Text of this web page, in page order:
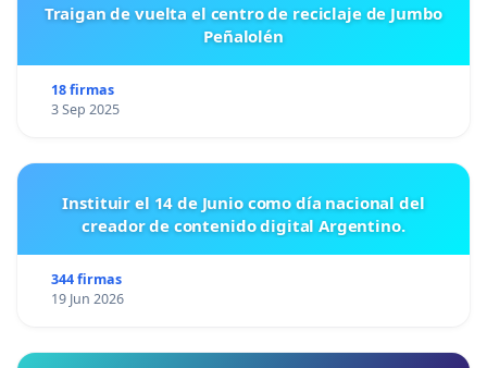
Traigan de vuelta el centro de reciclaje de Jumbo
Peñalolén
18 firmas
3 Sep 2025
Instituir el 14 de Junio como día nacional del
creador de contenido digital Argentino.
344 firmas
19 Jun 2026